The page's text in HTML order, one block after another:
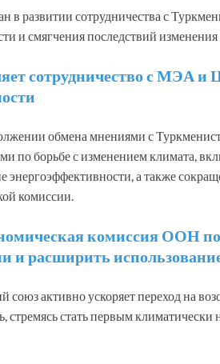
в развитии сотрудничества с
и смягчения последствий
сотрудничество с МЭА и
обмена мнениями с
по борьбе с изменением климата,
а также
комиссии.
комиссия ООН
и расширить
союз активно ускоряет переход на
стремясь стать первым